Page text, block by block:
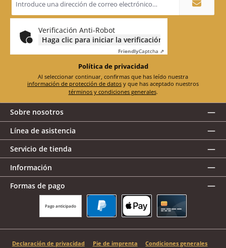
de
correo
electrónico
Verificación Anti-Robot
Haga clic para iniciar la verificación
FriendlyCaptcha ⇗
Política de privacidad
información de protección de datos
términos y condiciones generales.
Sobre nosotros
Línea de asistencia
Servicio de tienda
Información
Formas de pago
Pago anticipado
Declaración de privacidad Pie de imprenta
Condiciones generales